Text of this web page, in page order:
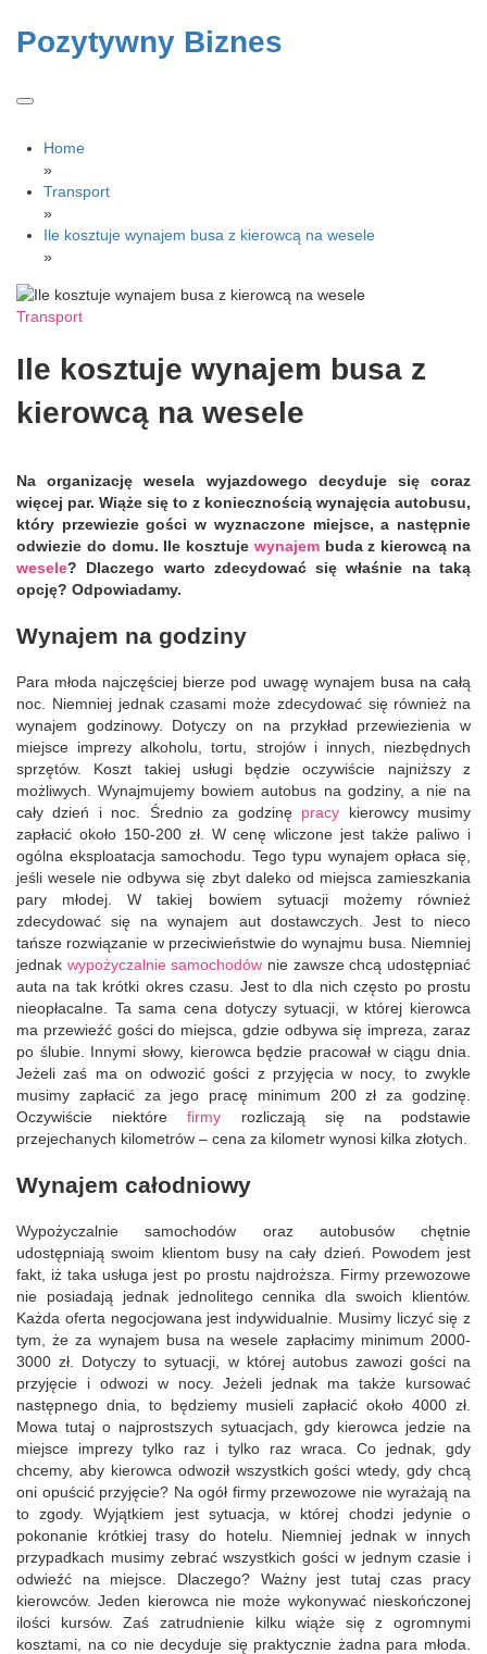
content
Pozytywny Biznes
Home
»
Transport
»
Ile kosztuje wynajem busa z kierowcą na wesele
»
Transport
Ile kosztuje wynajem busa z
kierowcą na wesele
Na organizację wesela wyjazdowego decyduje się coraz
więcej par. Wiąże się to z koniecznością wynajęcia autobusu,
który przewiezie gości w wyznaczone miejsce, a następnie
odwiezie do domu. Ile kosztuje wynajembuda z kierowcą na
wesele? Dlaczego warto zdecydować się właśnie na taką
opcję? Odpowiadamy.
Wynajem na godziny
Para młoda najczęściej bierze pod uwagę wynajem busa na całą
noc. Niemniej jednak czasami może zdecydować się również na
wynajem godzinowy. Dotyczy on na przykład przewiezienia w
miejsce imprezy alkoholu, tortu, strojów i innych, niezbędnych
sprzętów. Koszt takiej usługi będzie oczywiście najniższy z
możliwych. Wynajmujemy bowiem autobus na godziny, a nie na
cały dzień i noc. Średnio za godzinę pracy kierowcy musimy
zapłacić około 150-200 zł. W cenę wliczone jest także paliwo i
ogólna eksploatacja samochodu. Tego typu wynajem opłaca się,
jeśli wesele nie odbywa się zbyt daleko od miejsca zamieszkania
pary młodej. W takiej bowiem sytuacji możemy również
zdecydować się na wynajem aut dostawczych. Jest to nieco
tańsze rozwiązanie w przeciwieństwie do wynajmu busa. Niemniej
jednak wypożyczalnie samochodów nie zawsze chcą udostępniać
auta na tak krótki okres czasu. Jest to dla nich często po prostu
nieopłacalne. Ta sama cena dotyczy sytuacji, w której kierowca
ma przewieźć gości do miejsca, gdzie odbywa się impreza, zaraz
po ślubie. Innymi słowy, kierowca będzie pracował w ciągu dnia.
Jeżeli zaś ma on odwozić gości z przyjęcia w nocy, to zwykle
musimy zapłacić za jego pracę minimum 200 zł za godzinę.
Oczywiście niektórefirmy rozliczają się na podstawie
przejechanych kilometrów – cena za kilometr wynosi kilka złotych.
Wynajem całodniowy
Wypożyczalnie samochodów oraz autobusów chętnie
udostępniają swoim klientom busy na cały dzień. Powodem jest
fakt, iż taka usługa jest po prostu najdroższa. Firmy przewozowe
nie posiadają jednak jednolitego cennika dla swoich klientów.
Każda oferta negocjowana jest indywidualnie. Musimy liczyć się z
tym, że za wynajem busa na wesele zapłacimy minimum 2000-
3000 zł. Dotyczy to sytuacji, w której autobus zawozi gości na
przyjęcie i odwozi w nocy. Jeżeli jednak ma także kursować
następnego dnia, to będziemy musieli zapłacić około 4000 zł.
Mowa tutaj o najprostszych sytuacjach, gdy kierowca jedzie na
miejsce imprezy tylko raz i tylko raz wraca. Co jednak, gdy
chcemy, aby kierowca odwoził wszystkich gości wtedy, gdy chcą
oni opuścić przyjęcie? Na ogół firmy przewozowe nie wyrażają na
to zgody. Wyjątkiem jest sytuacja, w której chodzi jedynie o
pokonanie krótkiej trasy do hotelu. Niemniej jednak w innych
przypadkach musimy zebrać wszystkich gości w jednym czasie i
odwieźć na miejsce. Dlaczego? Ważny jest tutaj czas pracy
kierowców. Jeden kierowca nie może wykonywać nieskończonej
ilości kursów. Zaś zatrudnienie kilku wiąże się z ogromnymi
kosztami, na co nie decyduje się praktycznie żadna para młoda.